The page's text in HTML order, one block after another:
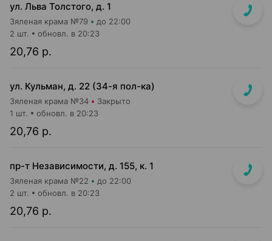
ул. Льва Толстого, д. 1
Зяленая крама №79 до 22:00
20,76 р.
2 шт. обновл. в 20:23
ул. Кульман, д. 22 (34-я пол-ка)
Зяленая крама №34 Закрыто
20,76 р.
1 шт. обновл. в 20:23
пр-т Независимости, д. 155, к. 1
Зяленая крама №22 до 22:00
20,76 р.
2 шт. обновл. в 20:23